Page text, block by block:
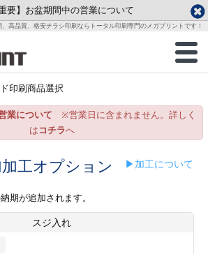
重要】お盆期間中の営業について
高品質、格安チラシ印刷ならトータル印刷専門のメガプリントです！
商品一覧
ご利用ガイド
データ作成ガイド
テンプレート
金
土
1
7
8
15
29
土
刷商品選択
業について ※営業日に含まれません。詳しく
は コチラへ
工オプション ▶加工について
期が追加されます。
スジ入れ